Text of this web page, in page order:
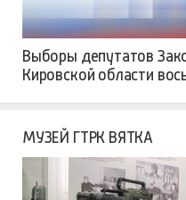
Выборы депутатов
Кировской области
МУЗЕЙ ГТРК ВЯТКА